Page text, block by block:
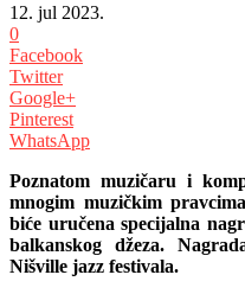
12. jul 2023.
0
Facebook
Twitter
Google+
Pinterest
WhatsApp
Poznatom muzičaru i
mnogim muzičkim
biće uručena specijalna
balkanskog džeza.
Nišville jazz festivala.